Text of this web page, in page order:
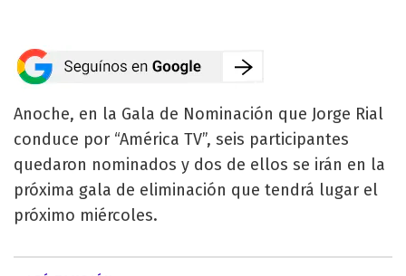
Anoche, en la Gala de Nominación que Jorge Rial
conduce por “América TV”, seis participantes
quedaron nominados y dos de ellos se irán en la
próxima gala de eliminación que tendrá lugar el
próximo miércoles.